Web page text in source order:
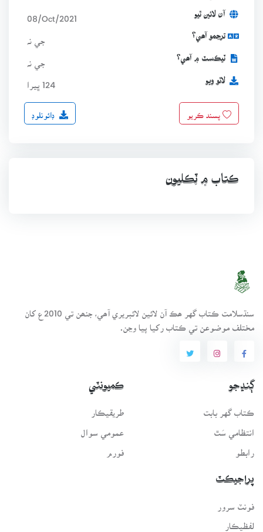
آن لائين ٿيو 08/Oct/2021
ترجمو آھي؟
ٽيڪسٽ ۾ آھي؟
لاٿو ويو 124 ڀيرا
پسند ڪريو ڊائونلوڊ
ڪتاب ۾ ٽِڪليون
سنڌسلامت ڪتاب گهر ھڪ آن لائين لائبريري آھي، جنھن تي 2010ع کان
مختلف موضوعن تي ڪتاب رکيا پيا وڃن.
ڳنڍجو
ڪتاب گهر بابت
انتظامي سَٿ
رابطو
ڪميونٽي
طريقيڪار
عمومي سوال
پراجيڪٽ
فونٽ سرور
لفظيڪار